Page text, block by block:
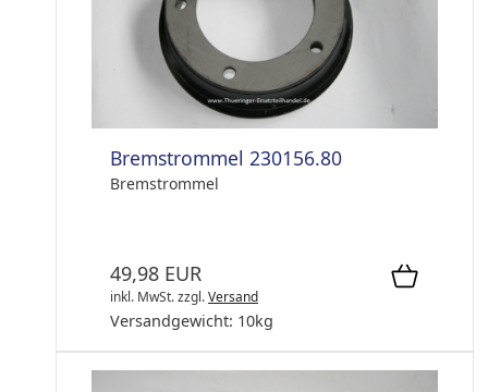
Bremstrommel 230156.80
Bremstrommel
49,98 EUR
inkl. MwSt.zzgl.Versand
Versandgewicht: 10kg